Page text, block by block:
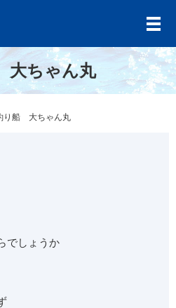
メ
ちゃん丸
り船 大ちゃん丸
でしょうか